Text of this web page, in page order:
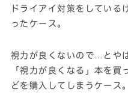
ドライアイ対策をしてい
ったケース。
視力が良くないので…とや
「視力が良くなる」本を買
どを購入してしまうケース。